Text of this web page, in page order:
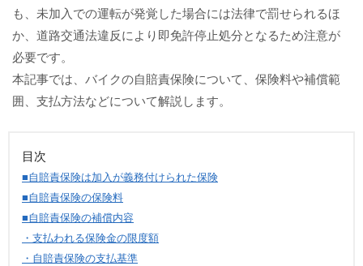
も、未加入での運転が発覚した場合には法律で罰せられるほ
か、道路交通法違反により即免許停止処分となるため注意が
必要です。
本記事では、バイクの自賠責保険について、保険料や補償範
囲、支払方法などについて解説します。
目次
■自賠責保険は加入が義務付けられた保険
■自賠責保険の保険料
■自賠責保険の補償内容
・支払われる保険金の限度額
・自賠責保険の支払基準